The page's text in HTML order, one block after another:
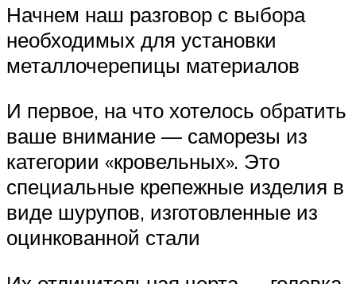
Начнем наш разговор с выбора
необходимых для установки
металлочерепицы материалов
И первое, на что хотелось обратить
ваше внимание — саморезы из
категории «кровельных». Это
специальные крепежные изделия в
виде шурупов, изготовленные из
оцинкованной стали